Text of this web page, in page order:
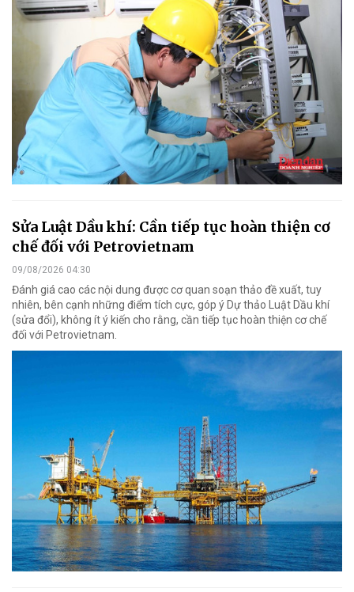
Sửa Luật Dầu khí: Cần tiếp tục hoàn thiện cơ
chế đối với Petrovietnam
09/08/2026 04:30
Đánh giá cao các nội dung được cơ quan soạn thảo đề xuất, tuy
nhiên, bên cạnh những điểm tích cực, góp ý Dự thảo Luật Dầu khí
(sửa đổi), không ít ý kiến cho rằng, cần tiếp tục hoàn thiện cơ chế
đối với Petrovietnam.